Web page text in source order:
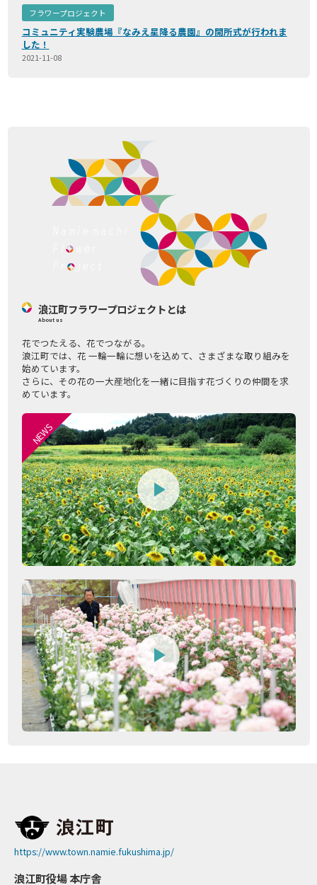
フラワープロジェクト
コミュニティ実験農場『なみえ星降る農園』の開所式が行われま
した！
2021-11-08
浪江町フラワープロジェクトとは
About us
花でつたえる、花でつながる。
浪江町では、花 一輪一輪に想いを込めて、さまざまな取り組みを
始めています。
さらに、その花の一大産地化を一緒に目指す花づくりの仲間を求
めています。
https://www.town.namie.fukushima.jp/
浪江町役場 本庁舎